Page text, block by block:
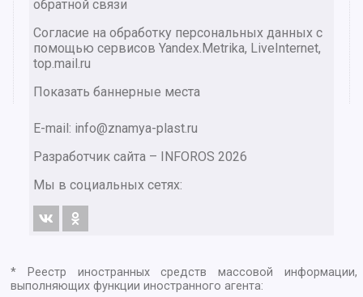
обратной связи
Согласие на обработку персональных данных с
помощью сервисов Yandex.Metrika, LiveInternet,
top.mail.ru
Показать баннерные места
E-mail: info@znamya-plast.ru
Разработчик сайта – INFOROS 2026
Мы в социальных сетях:
* Реестр иностранных средств массовой информации,
выполняющих функции иностранного агента: